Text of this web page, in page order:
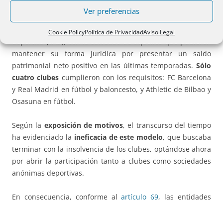
Ver preferencias
Cookie PolicyPolítica de PrivacidadAviso Legal
exigía, para la participación en
competiciones oficiales profesionales de ámbito estatal, la
transformación de los clubes en sociedad anónima
deportiva (SAD), con la salvedad de aquellos que pudieron
mantener su forma jurídica por presentar un saldo
patrimonial neto positivo en las últimas temporadas. Sólo
cuatro clubes cumplieron con los requisitos: FC Barcelona
y Real Madrid en fútbol y baloncesto, y Athletic de Bilbao y
Osasuna en fútbol.
Según la exposición de motivos, el transcurso del tiempo
ha evidenciado la ineficacia de este modelo, que buscaba
terminar con la insolvencia de los clubes, optándose ahora
por abrir la participación tanto a clubes como sociedades
anónimas deportivas.
En consecuencia, conforme alartículo 69, las entidades